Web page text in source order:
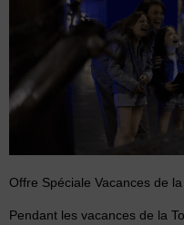
Offre Spéciale Vacances de
Pendant les vacances de la